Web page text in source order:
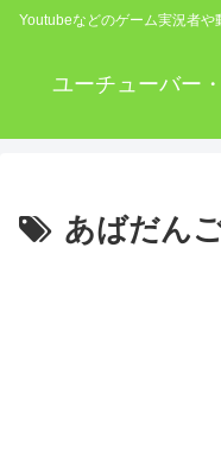
Youtubeなどのゲーム実況者
ユーチューバー
あばだん